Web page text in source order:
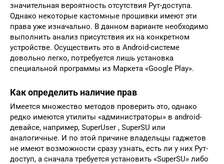
значительная вероятность отсутствия Рут-доступа.
Однако некоторые кастомные прошивки имеют эти
права уже изначально. В данном варианте необходимо
выполнить анализ присутствия их на конкретном
устройстве. Осуществить это в Android-системе
довольно легко, потребуется лишь установка
специальной программы из Маркета «Google Play».
Как определить наличие прав
Имеется множество методов проверить это, однако
редко имеются утилиты «администраторы» в android-
девайсе, например, SuperUser , SuperSU или
аналогичные. И по этой причине владельцы гаджетов
не имеют возможности сразу узнать, есть ли у них Рут-
доступ, а сначала требуется установить «SuperSU» либо